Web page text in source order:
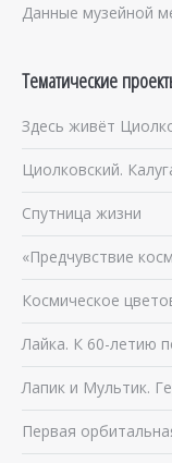
Данные музейной
Тематические
Здесь живёт
Циолковский.
Спутница жизни
«Предчувствие
Космическое
Лайка. К 60-летию
Лапик и Мультик.
Первая